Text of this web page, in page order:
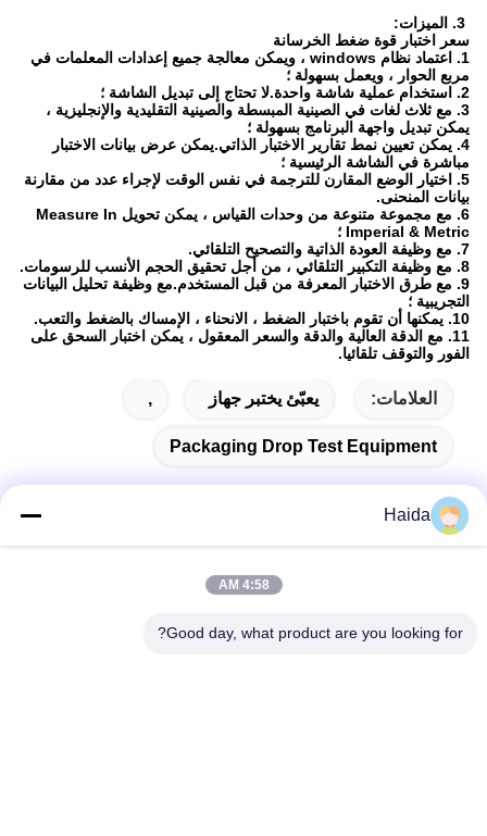
3. الميزات:
سعر اختبار قوة ضغط الخرسانة
1. اعتماد نظام windows ، ويمكن معالجة جميع إعدادات المعلمات في
مربع الحوار ، ويعمل بسهولة ؛
2. استخدام عملية شاشة واحدة.لا تحتاج إلى تبديل الشاشة ؛
3. مع ثلاث لغات في الصينية المبسطة والصينية التقليدية والإنجليزية ،
يمكن تبديل واجهة البرنامج بسهولة ؛
4. يمكن تعيين نمط تقارير الاختبار الذاتي.يمكن عرض بيانات الاختبار
مباشرة في الشاشة الرئيسية ؛
5. اختيار الوضع المقارن للترجمة في نفس الوقت لإجراء عدد من مقارنة
بيانات المنحنى.
6. مع مجموعة متنوعة من وحدات القياس ، يمكن تحويل Measure In
Imperial & Metric ؛
7. مع وظيفة العودة الذاتية والتصحيح التلقائي.
8. مع وظيفة التكبير التلقائي ، من أجل تحقيق الحجم الأنسب للرسومات.
9. مع طرق الاختبار المعرفة من قبل المستخدم.مع وظيفة تحليل البيانات
التجريبية ؛
10. يمكنها أن تقوم باختبار الضغط ، الانحناء ، الإمساك بالضغط والتعب.
11. مع الدقة العالية والدقة والسعر المعقول ، يمكن اختبار السحق على
الفور والتوقف تلقائيا.
العلامات: يعبّئ يختبر جهاز ,
Packaging Drop Test Equipment
العنوان
Haida
4:58 AM
Good day, what product are you looking for?